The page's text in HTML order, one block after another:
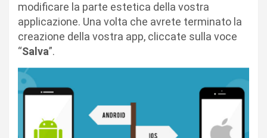
modificare la parte estetica della vostra
applicazione. Una volta che avrete terminato la
creazione della vostra app, cliccate sulla voce
“Salva”.